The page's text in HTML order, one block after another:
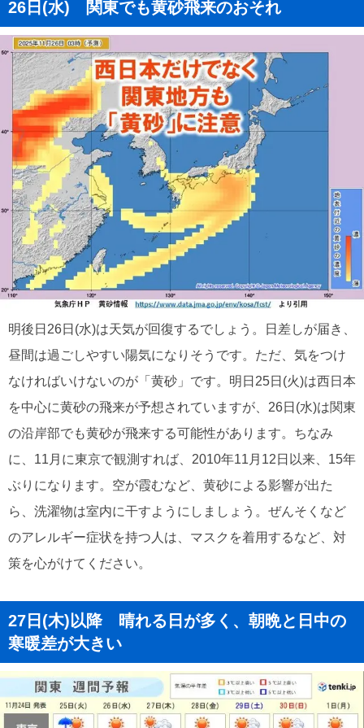
26日(水) 関東でも黄砂飛来のおそれ
明後日26日(水)は天気が回復するでしょう。日差しが届き、
昼間は過ごしやすい陽気になりそうです。ただ、気をつけ
なければいけないのが「黄砂」です。明日25日(火)は西日本
を中心に黄砂の飛来が予想されていますが、26日(水)は関東
の沿岸部でも黄砂が飛来する可能性があります。ちなみ
に、11月に東京で観測すれば、2010年11月12日以来、15年
ぶりになります。空が霞むなど、黄砂による影響が出た
ら、洗濯物は室内に干すようにしましょう。ぜんそくなど
のアレルギー症状を持つ人は、マスクを着用するなど、対
策を心がけてください。
27日(木)以降 晴れる日が多く、朝晩と日中の
寒暖差が大きい